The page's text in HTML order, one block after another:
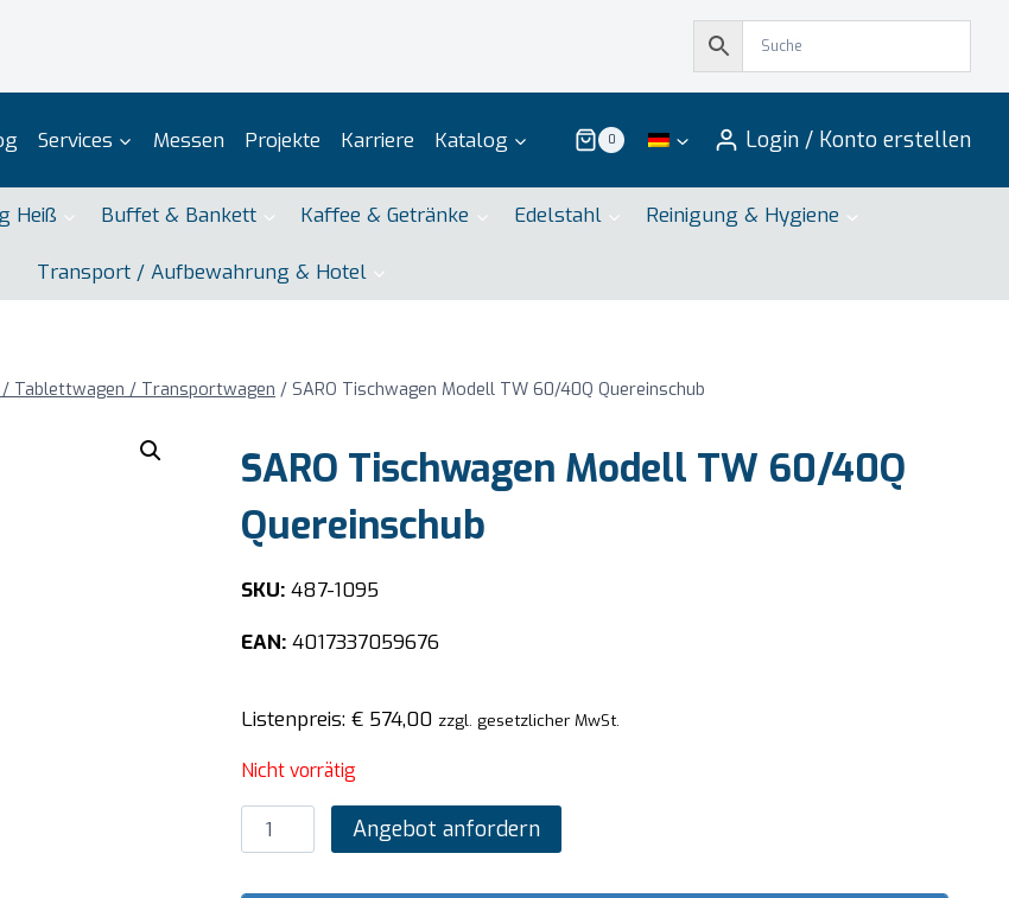
Services Messen Projekte Karriere Katalog 0 Login / Konto erstellen
Heiß Buffet & Bankett Kaffee & Getränke Edelstahl Reinigung & Hygiene
Transport / Aufbewahrung & Hotel
/ Tablettwagen / Transportwagen / SARO Tischwagen Modell TW 60/40Q Quereinschub
SARO Tischwagen Modell TW 60/40Q
Quereinschub
SKU:487-1095
EAN:4017337059676
Listenpreis: €574,00 zzgl. gesetzlicher MwSt.
Nicht vorrätig
SARO
Tischwagen
Angebot anfordern